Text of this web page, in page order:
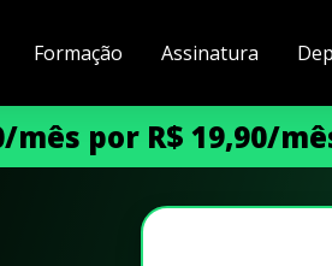
Formação Assinatura
mês por R$ 19,90/